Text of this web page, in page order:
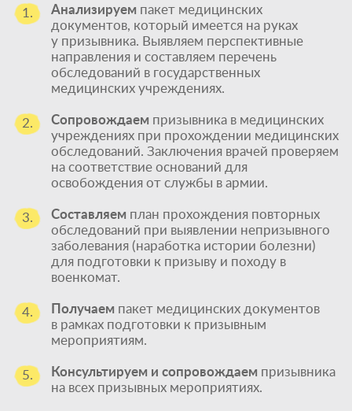
1. Анализируем пакет медицинских
документов, который имеется на руках
у призывника. Выявляем перспективные
направления и составляем перечень
обследований в государственных
медицинских учреждениях.
2. Сопровождаем призывника в медицинских
учреждениях при прохождении медицинских
обследований. Заключения врачей проверяем
на соответствие оснований для
освобождения от службы в армии.
3. Составляем план прохождения повторных
обследований при выявлении непризывного
заболевания (наработка истории болезни)
для подготовки к призыву и походу в
военкомат.
4. Получаем пакет медицинских документов
в рамках подготовки к призывным
мероприятиям.
5. Консультируем и сопровождаем призывника
на всех призывных мероприятиях.